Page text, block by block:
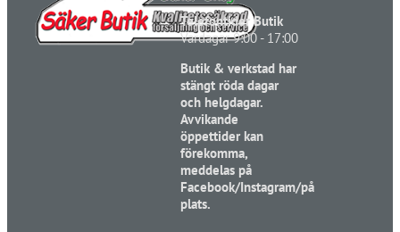
Telefontider Butik
Vardagar 9:00 - 17:00
Butik & verkstad har
stängt röda dagar
och helgdagar.
Avvikande
öppettider kan
förekomma,
meddelas på
Facebook/Instagram/på
plats.